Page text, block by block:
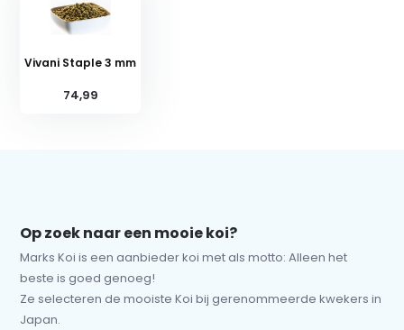
Vivani Staple 3 mm
74,99
Op zoek naar een mooie koi?
Marks Koi is een aanbieder koi met als motto: Alleen het
beste is goed genoeg!
Ze selecteren de mooiste Koi bij gerenommeerde kwekers in
Japan.